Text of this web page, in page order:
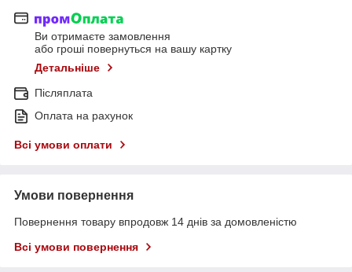
Ви отримаєте замовлення
або гроші повернуться на вашу картку
Детальніше
Післяплата
Оплата на рахунок
Всі умови оплати
Умови повернення
Повернення товару впродовж 14 днів за домовленістю
Всі умови повернення